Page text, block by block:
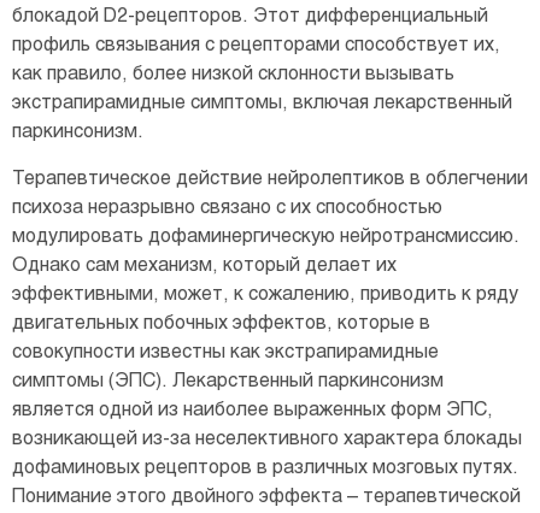
блокадой D2-рецепторов. Этот дифференциальный
профиль связывания с рецепторами способствует их,
как правило, более низкой склонности вызывать
экстрапирамидные симптомы, включая лекарственный
паркинсонизм.
Терапевтическое действие нейролептиков в облегчении
психоза неразрывно связано с их способностью
модулировать дофаминергическую нейротрансмиссию.
Однако сам механизм, который делает их
эффективными, может, к сожалению, приводить к ряду
двигательных побочных эффектов, которые в
совокупности известны как экстрапирамидные
симптомы (ЭПС). Лекарственный паркинсонизм
является одной из наиболее выраженных форм ЭПС,
возникающей из-за неселективного характера блокады
дофаминовых рецепторов в различных мозговых путях.
Понимание этого двойного эффекта – терапевтической